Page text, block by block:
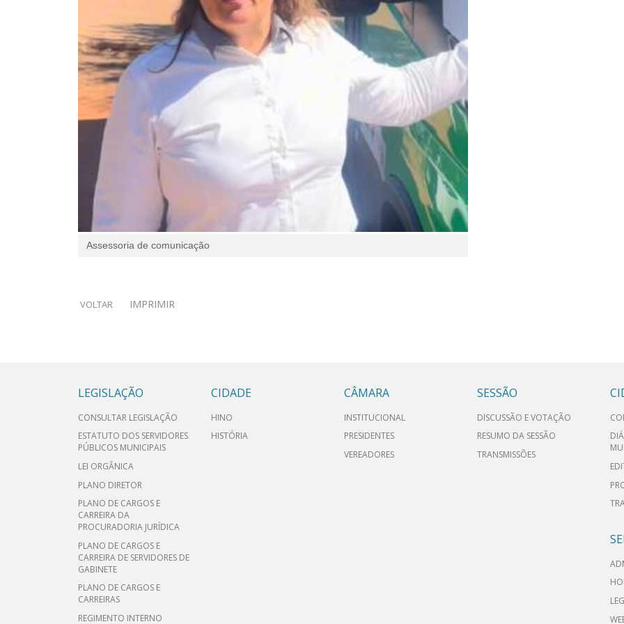
Assessoria de comunicação
VOLTAR IMPRIMIR
LEGISLAÇÃO
CONSULTAR LEGISLAÇÃO
ESTATUTO DOS SERVIDORES
PÚBLICOS MUNICIPAIS
LEI ORGÂNICA
PLANO DIRETOR
PLANO DE CARGOS E
CARREIRA DA
PROCURADORIA JURÍDICA
PLANO DE CARGOS E
CARREIRA DE SERVIDORES DE
GABINETE
PLANO DE CARGOS E
CARREIRAS
REGIMENTO INTERNO
CIDADE
HINO
HISTÓRIA
CÂMARA
INSTITUCIONAL
PRESIDENTES
VEREADORES
SESSÃO
DISCUSSÃO E VOTAÇÃO
RESUMO DA SESSÃO
TRANSMISSÕES